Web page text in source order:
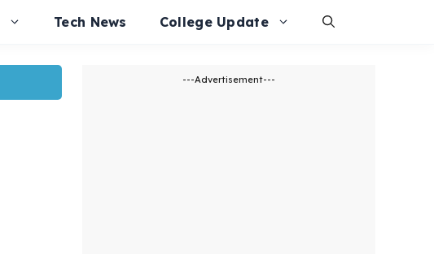
Tech News College Update
---Advertisement---